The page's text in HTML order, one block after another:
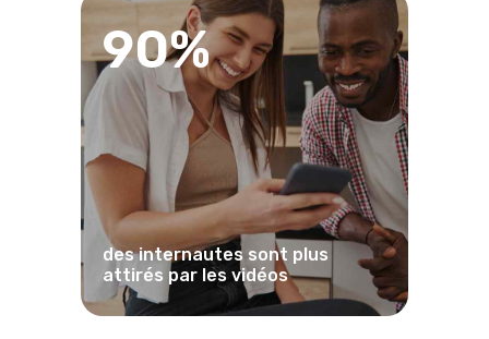
90%
des internautes sont plus
attirés par les vidéos